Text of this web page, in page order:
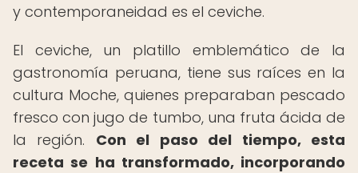
y contemporaneidad es el ceviche.
El ceviche, un platillo emblemático de la
gastronomía peruana, tiene sus raíces en la
cultura Moche, quienes preparaban pescado
fresco con jugo de tumbo, una fruta ácida de
la región. Con el paso del tiempo, esta
receta se ha transformado, incorporando